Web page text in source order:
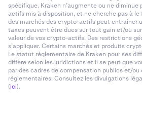
spécifique. Kraken n’augmente ou ne
actifs mis à disposition, et ne cherche pas à le
des marchés des crypto-actifs peut entraîner
taxes peuvent être dues sur tout gain et/ou
valeur de vos crypto-actifs. Des restrictions
s’appliquer. Certains marchés et produits
Le statut réglementaire de Kraken pour ses
diffère selon les juridictions et il se peut que
par des cadres de compensation publics et/
réglementaires. Consultez les divulgations
(ici).